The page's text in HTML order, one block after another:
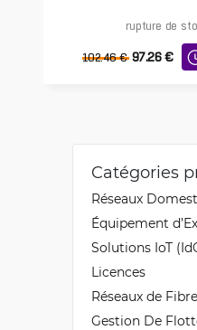
rupture de
102.46 € 97.26 €
Catégories
Réseaux
Équipement
Solutions IoT
Licences
Réseaux de
Gestion De